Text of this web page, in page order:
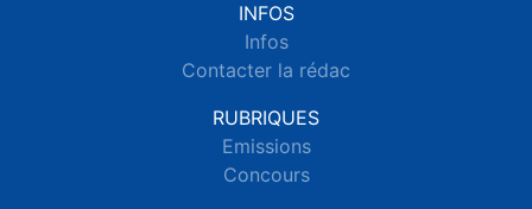
INFOS
Infos
Contacter la rédac
RUBRIQUES
Emissions
Concours